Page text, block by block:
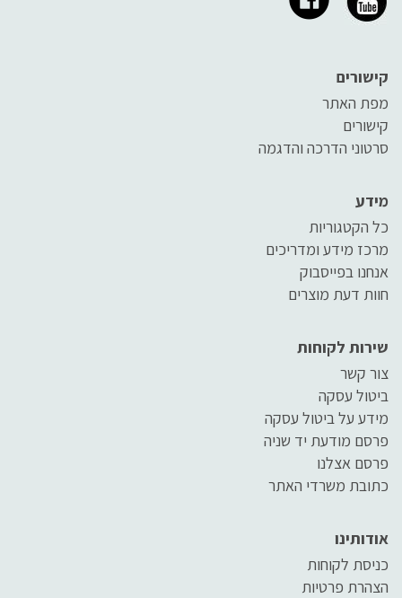
קישורים
מפת האתר
קישורים
סרטוני הדרכה והדגמה
מידע
כל הקטגוריות
מרכז מידע ומדריכים
אנחנו בפייסבוק
חוות דעת מוצרים
שירות לקוחות
צור קשר
ביטול עסקה
מידע על ביטול עסקה
פרסם מודעת יד שניה
פרסם אצלנו
כתובת משרדי האתר
אודותינו
כניסת לקוחות
הצהרת פרטיות